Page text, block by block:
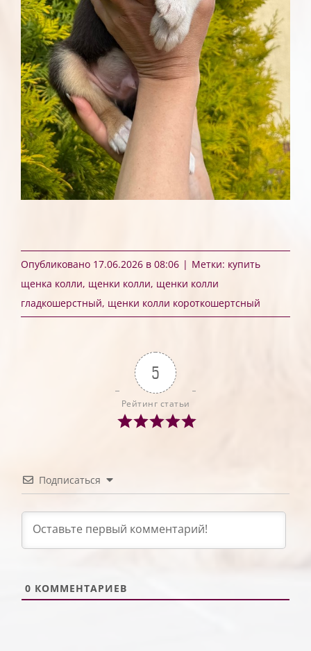
Опубликовано 17.06.2026 в 08:06 | Метки: купить
щенка колли, щенки колли, щенки колли
гладкошерстный, щенки колли короткошертсный
5
Рейтинг статьи
Подписаться
0 КОММЕНТАРИЕВ